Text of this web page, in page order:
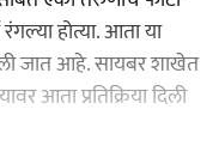
होत्या. आता या
जात आहे. सायबर शाखेत
आता प्रतिक्रिया दिली